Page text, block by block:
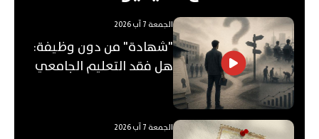
الجمعة 7 آب 2026
"شهادة" من دون وظيفة:
هل فقد التعليم الجامعي
الجمعة 7 آب 2026